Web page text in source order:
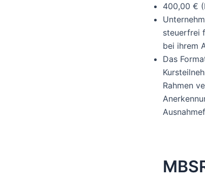
400,00 €
steuerfrei
bei ihrem
Das
Rahmen